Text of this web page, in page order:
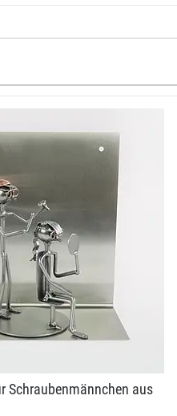
Schraubenmännchen aus